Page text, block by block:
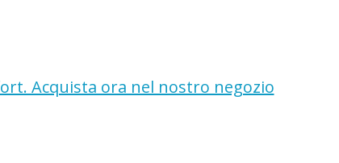
Acquista ora nel nostro negozio